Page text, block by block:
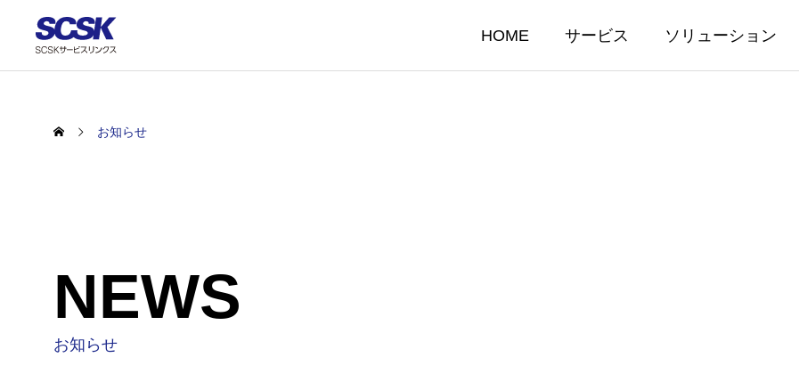
HOME サービス ソリューション
お知らせ
NEWS
お知らせ